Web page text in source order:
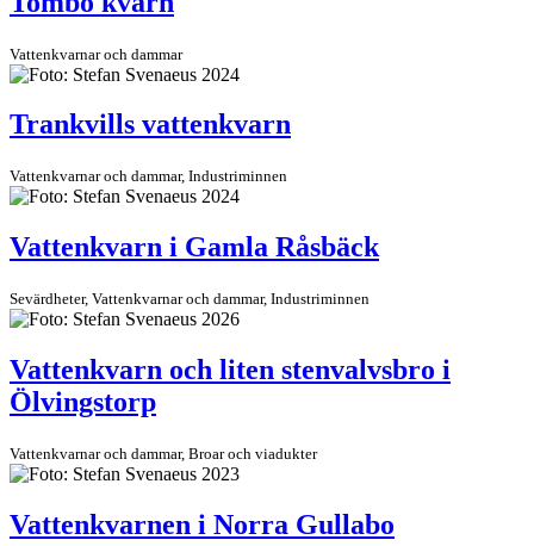
Vattenkvarnar och dammar
Trankvills vattenkvarn
Vattenkvarnar och dammar, Industriminnen
Vattenkvarn i Gamla Råsbäck
Sevärdheter, Vattenkvarnar och dammar, Industriminnen
Vattenkvarn och liten stenvalvsbro i
Ölvingstorp
Vattenkvarnar och dammar, Broar och viadukter
Vattenkvarnen i Norra Gullabo